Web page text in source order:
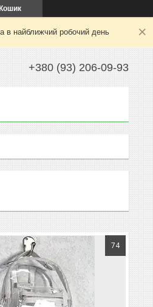
Кошик
в найближчий робочий день
+380 (93) 206-09-93
74